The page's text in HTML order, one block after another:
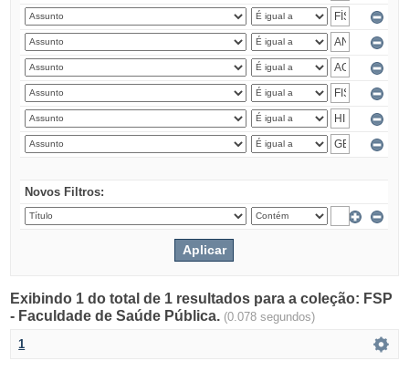
Novos Filtros:
Exibindo 1 do total de 1 resultados para a coleção: FSP
- Faculdade de Saúde Pública. (0.078 segundos)
1